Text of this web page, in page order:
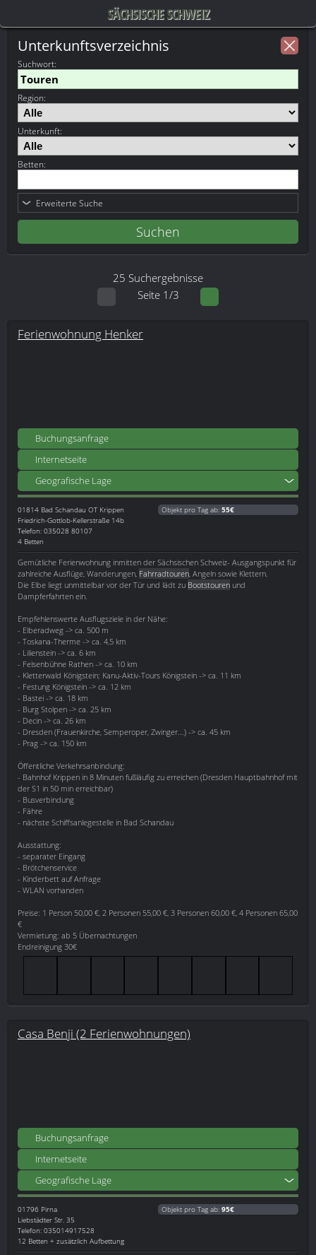
SÄCHSISCHE SCHWEIZ
Unterkunftsverzeichnis
Suchwort:
Region:
Unterkunft:
Betten:
Erweiterte Suche
25 Suchergebnisse
Seite 1/3
Ferienwohnung Henker
Buchungsanfrage
Internetseite
Geografische Lage
01814 Bad Schandau OT Krippen
Friedrich-Gottlob-Kellerstraße 14b
Telefon: 035028 80107
4 Betten
Objekt pro Tag ab: 55€
Gemütliche Ferienwohnung inmitten der Sächsischen Schweiz- Ausgangspunkt für
zahlreiche Ausflüge, Wanderungen, Fahrradtouren , Angeln sowie Klettern.
Die Elbe liegt unmittelbar vor der Tür und lädt zu Bootstouren und
Dampferfahrten ein.
Empfehlenswerte Ausflugsziele in der Nähe:
- Elberadweg -> ca. 500 m
- Toskana-Therme -> ca. 4,5 km
- Lilienstein -> ca. 6 km
- Felsenbühne Rathen -> ca. 10 km
- Kletterwald Königstein; Kanu-Aktiv-Tours Königstein -> ca. 11 km
- Festung Königstein -> ca. 12 km
- Bastei -> ca. 18 km
- Burg Stolpen -> ca. 25 km
- Decin -> ca. 26 km
- Dresden (Frauenkirche, Semperoper, Zwinger...) -> ca. 45 km
- Prag -> ca. 150 km
Öffentliche Verkehrsanbindung:
- Bahnhof Krippen in 8 Minuten fußläufig zu erreichen (Dresden Hauptbahnhof mit
der S1 in 50 min erreichbar)
- Busverbindung
- Fähre
- nächste Schiffsanlegestelle in Bad Schandau
Ausstattung:
- separater Eingang
- Brötchenservice
- Kinderbett auf Anfrage
- WLAN vorhanden
Preise: 1 Person 50,00 €, 2 Personen 55,00 €, 3 Personen 60,00 €, 4 Personen 65,00
€
Vermietung: ab 5 Übernachtungen
Endreinigung 30€
Casa Benji (2 Ferienwohnungen)
Buchungsanfrage
Internetseite
Geografische Lage
01796 Pirna
Liebstädter Str. 35
Telefon: 035014917528
12 Betten + zusätzlich Aufbettung
Objekt pro Tag ab: 95€